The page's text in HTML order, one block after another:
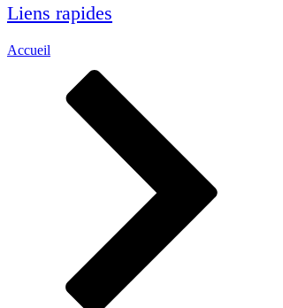
Liens rapides
Accueil